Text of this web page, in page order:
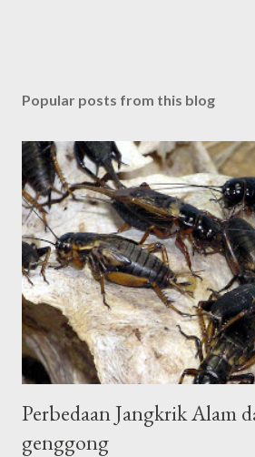
Popular posts from this blog
Perbedaan Jangkrik Alam
genggong